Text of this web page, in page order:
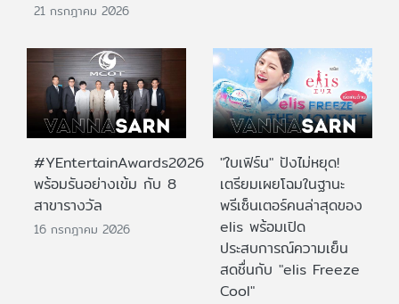
21 กรกฎาคม 2026
#YEntertainAwards2026
พร้อมรันอย่างเข้ม กับ 8
สาขารางวัล
16 กรกฎาคม 2026
"ใบเฟิร์น" ปังไม่หยุด!
เตรียมเผยโฉมในฐานะ
พรีเซ็นเตอร์คนล่าสุดของ
elis พร้อมเปิด
ประสบการณ์ความเย็น
สดชื่นกับ "elis Freeze
Cool"